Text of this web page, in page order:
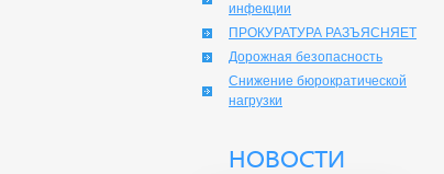
инфекции
ПРОКУРАТУРА РАЗЪЯСНЯЕТ
Дорожная безопасность
Снижение бюрократической
нагрузки
НОВОСТИ